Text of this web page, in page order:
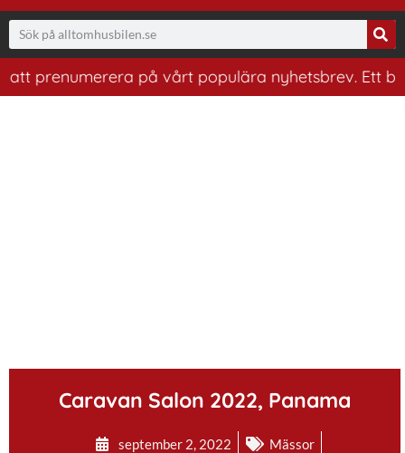
på vårt populära nyhetsbrev. Ett bra
Caravan Salon 2022, Panama
september 2, 2022
Mässor